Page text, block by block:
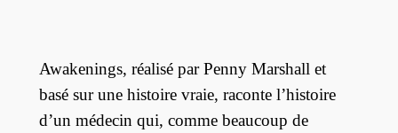
Awakenings, réalisé par Penny Marshall et
basé sur une histoire vraie, raconte l’histoire
d’un médecin qui, comme beaucoup de